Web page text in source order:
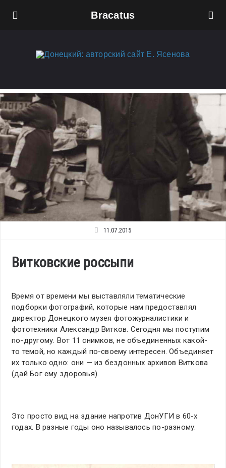
Bracatus
11.07.2015
Витковские россыпи
Время от времени мы выставляли тематические
подборки фотографий, которые нам предоставлял
директор Донецкого музея фотожурналистики и
фототехники Александр Витков. Сегодня мы поступим
по-другому. Вот 11 снимков, не объединенных какой-
то темой, но каждый по-своему интересен. Объединяет
их только одно: они — из бездонных архивов Виткова
(дай Бог ему здоровья).
Это просто вид на здание напротив ДонУГИ в 60-х
годах. В разные годы оно называлось по-разному: